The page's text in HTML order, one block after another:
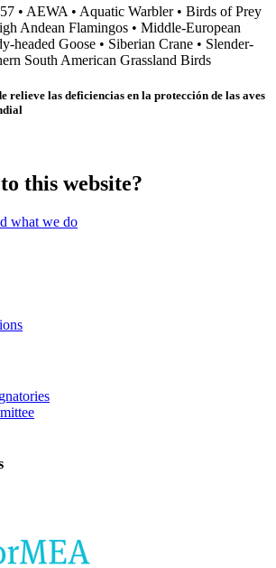
• AEWA • Aquatic Warbler• Birds of Prey
Andean Flamingos • Middle-European
headed Goose • Siberian Crane • Slender-
South American Grassland Birds
relieve las deficiencias en la protección de las aves
this website?
what we do